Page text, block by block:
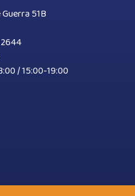
51B
/ 15:00-19:00